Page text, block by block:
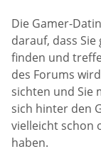
Die Gamer-
darauf, dass
finden und
des Forums
sichten und Sie
sich hinter den
vielleicht schon
haben.